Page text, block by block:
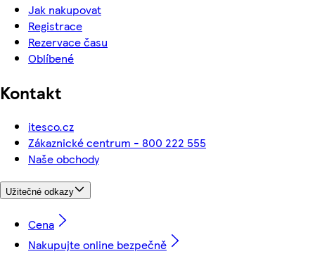
Jak nakupovat
Registrace
Rezervace času
Oblíbené
Kontakt
itesco.cz
Zákaznické centrum - 800 222 555
Naše obchody
Užitečné odkazy
Cena
Nakupujte online bezpečně